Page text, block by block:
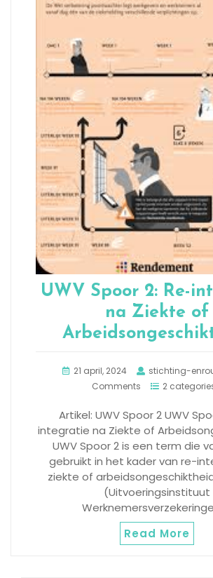
UWV Spoor 2: Re-
na Ziekte of
21 april, 2024 stichting-
Comments
2
Artikel: UWV Spoor 2 UWV
integratie na Ziekte of
UWV Spoor 2 is een term die
gebruikt in het kader van re-
ziekte of
(Uitvoeringsinstituut
Read More